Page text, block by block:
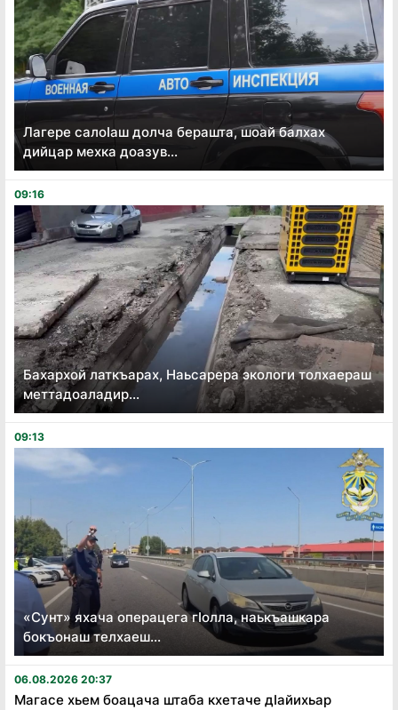
Лагере салоӏаш долча берашта, шоай балхах
дийцар мехка доазув...
09:16
Бахархой латкъарах, Наьсарера экологи толхаераш
меттадоаладир...
09:13
«Сунт» яхача операцега гӏолла, наькъашкара
бокъонаш телхаеш...
06.08.2026 20:37
Магасе хьем боацача штаба кхетаче дӏайихьар